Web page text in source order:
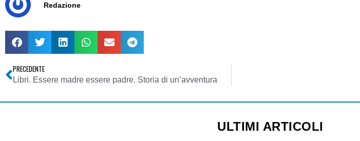
Redazione
PRECEDENTE
Libri. Essere madre essere padre. Storia di un’avventura
ULTIMI ARTICOLI